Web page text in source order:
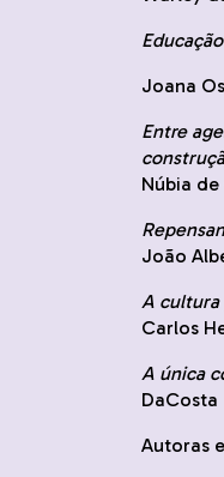
Joana
Entre
Núbia
João
A cultura
Carlos
A única
DaCosta
Autoras